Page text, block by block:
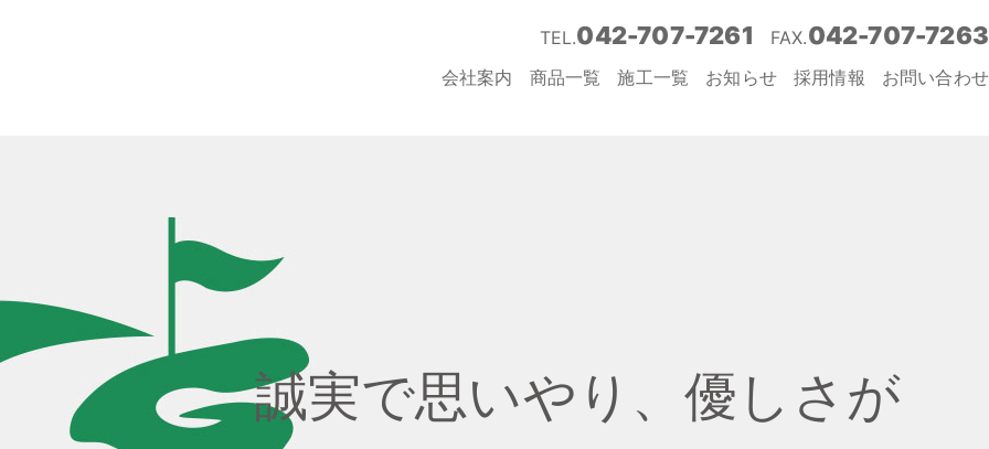
TEL.042-707-7261 FAX.042-707-7263
会社案内 商品一覧 施工一覧 お知らせ 採用情報 お問い合わせ
誠実で思いやり、優しさが